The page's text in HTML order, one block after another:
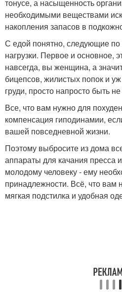
тонусе, а насыщенность
необходимыми веществами
накопления запасов в
С едой понятно, следующие по
нагрузки. Первое и основное,
навсегда, вы женщина, а
бицепсов, жилистых попок и
груди, просто напросто быть
Все, что вам нужно для
компенсация гиподинамии,
вашей повседневной жизни.
Поэтому выбросите из дома
аппараты для качания пресса
молодому человеку - ему
принадлежности. Всё, что вам
мягкая подстилка и удобная